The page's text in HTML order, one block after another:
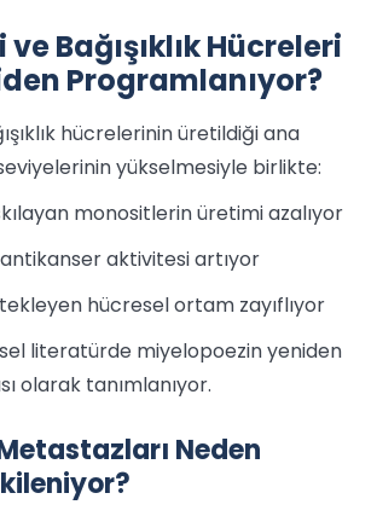
Bağışıklık Hücreleri
Programlanıyor?
hücrelerinin üretildiği ana
yükselmesiyle birlikte:
monositlerin üretimi azalıyor
aktivitesi artıyor
hücresel ortam zayıflıyor
literatürde miyelopoezin yeniden
olarak tanımlanıyor.
Neden